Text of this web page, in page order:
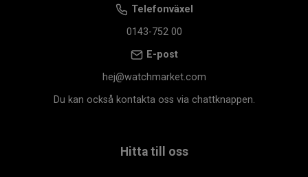
Telefonväxel
0143-752 00
E-post
hej@watchmarket.com
Du kan också kontakta oss via chattknappen.
Hitta till oss